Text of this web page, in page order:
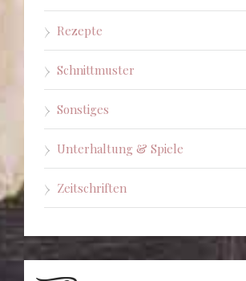
Rezepte
Schnittmuster
Sonstiges
Unterhaltung & Spiele
Zeitschriften